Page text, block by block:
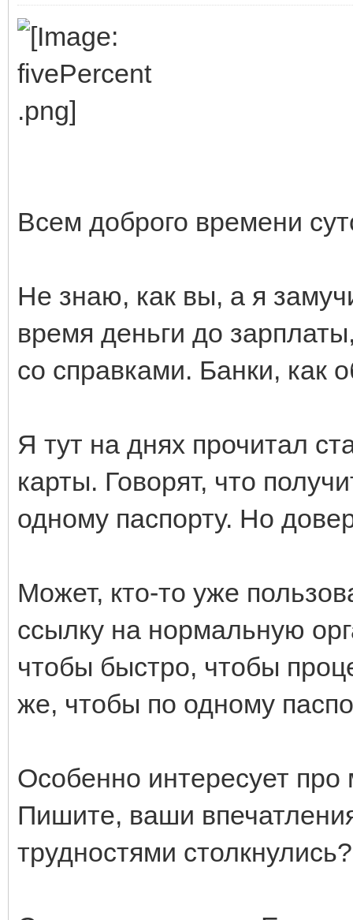
Всем доброго времени
Не знаю, как вы, а я
время деньги до
со справками. Банки, как
Я тут на днях прочитал
карты. Говорят, что
одному паспорту. Но
Может, кто-то уже
ссылку на нормальную
чтобы быстро, чтобы
же, чтобы по одному
Особенно интересует
Пишите, ваши
трудностями столкнулись?